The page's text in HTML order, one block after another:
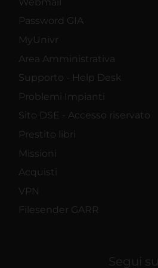
Password GIA
MyUnivr
Area Amministrativa
Supporto - Help Desk
Problemi Impianti
Sito DSE - Accesso riservato
Prestito libri
Missioni
Acquisti
VPN
Filesender GARR
Segui su